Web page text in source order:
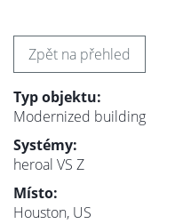
Zpět na přehled
Typ objektu:
Modernized building
Systémy:
heroal VS Z
Místo:
Houston, US